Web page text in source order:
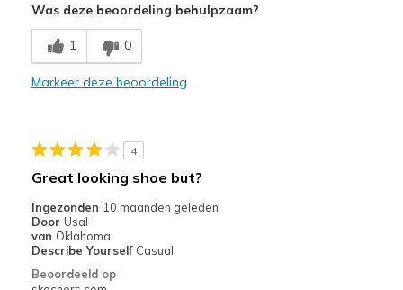
Comfortable
Stylish
Was deze beoordeling behulpzaam?
1 0
Markeer deze beoordeling
4
Great looking shoe but?
Ingezonden 10 maanden geleden
Door Usal
van Oklahoma
Describe Yourself Casual
Beoordeeld op